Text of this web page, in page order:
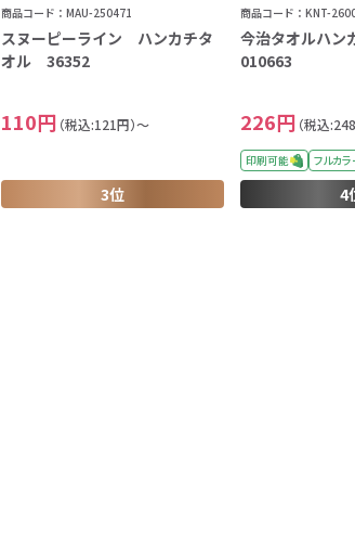
商品コード：MAU-250471
スヌーピーライン ハンカチタ
オル 36352
110円 （税込:121円）～
3位
商品コード：KNT-
今治タオルハ
010663
226円 （税込
印刷可能 フルカ
4